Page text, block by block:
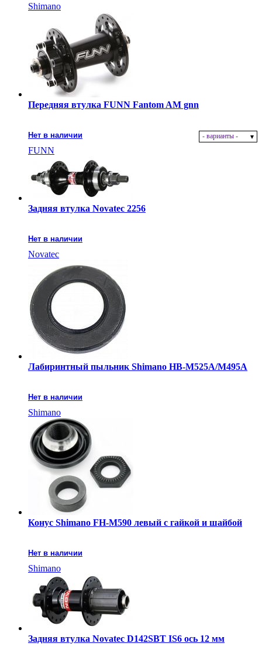
Shimano
Передняя втулка FUNN Fantom AM gnn
Нет в наличии - варианты -
FUNN
Задняя втулка Novatec 2256
Нет в наличии
Novatec
Лабиринтный пыльник Shimano HB-M525A/M495A
Нет в наличии
Shimano
Конус Shimano FH-M590 левый с гайкой и шайбой
Нет в наличии
Shimano
Задняя втулка Novatec D142SBT IS6 ось 12 мм